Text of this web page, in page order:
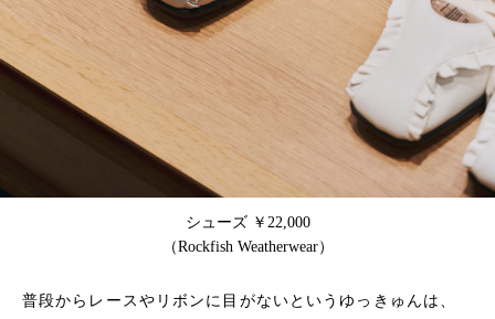
普段からレースやリボンに目がないというゆっきゅんは、
シューズ ￥22,000
（Rockfish Weatherwear）